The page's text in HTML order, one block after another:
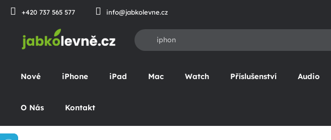
Přejít
+420 737 565 577 info@jabkolevne.cz
Nové iPhone iPad Mac Watch Příslušenství Audio
O Nás Kontakt